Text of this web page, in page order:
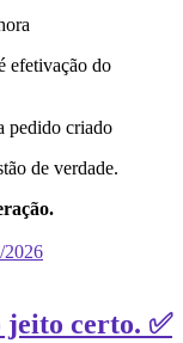
efetivação do
pedido criado
de verdade.
2026
jeito certo. ✅